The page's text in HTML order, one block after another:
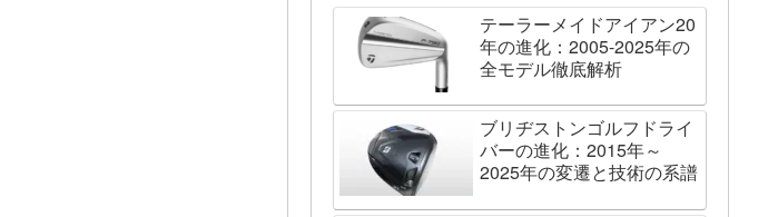
テーラーメイドアイアン20
年の進化：2005-2025年の
全モデル徹底解析
ブリヂストンゴルフドライ
バーの進化：2015年～
2025年の変遷と技術の系譜